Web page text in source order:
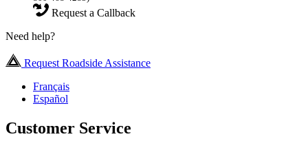
Request a Callback
Need help?
Request Roadside Assistance
Français
Español
Customer Service